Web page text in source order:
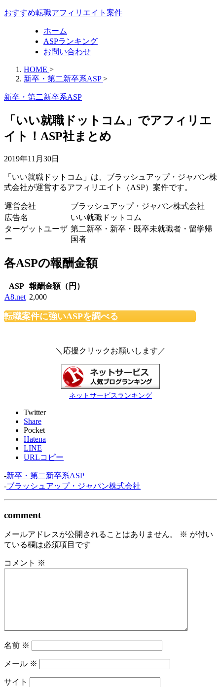
おすすめ転職アフィリエイト案件
ホーム
ASPランキング
お問い合わせ
HOME >
新卒・第二新卒系ASP >
新卒・第二新卒系ASP
「いい就職ドットコム」でアフィリエ
イト！ASP社まとめ
2019年11月30日
「いい就職ドットコム」は、ブラッシュアップ・ジャパン株
式会社が運営するアフィリエイト（ASP）案件です。
運営会社
ブラッシュアップ・ジャパン株式会社
広告名
いい就職ドットコム
ターゲットユーザ
ー
第二新卒・新卒・既卒未就職者・留学帰
国者
各ASPの報酬金額
ASP
報酬金額（円）
A8.net 2,000
転職案件に強いASPを調べる
＼応援クリックお願いします／
ネットサービスランキング
Twitter
Share
Pocket
Hatena
LINE
URLコピー
-新卒・第二新卒系ASP
-ブラッシュアップ・ジャパン株式会社
comment
メールアドレスが公開されることはありません。 ※ が付い
ている欄は必須項目です
コメント ※
名前 ※
メール ※
サイト